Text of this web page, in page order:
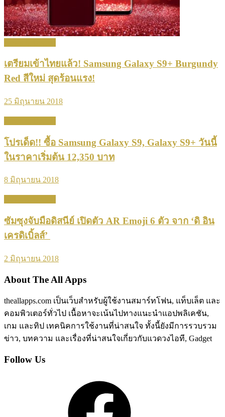
เตรียมเข้าไทยแล้ว! Samsung Galaxy S9+ Burgundy
Red สีใหม่ สุดร้อนแรง!
25 มิถุนายน 2018
โปรเด็ด!! ซื้อ Samsung Galaxy S9, Galaxy S9+ วันนี้
ในราคาเริ่มต้น 12,350 บาท
8 มิถุนายน 2018
ซัมซุงจับมือดิสนีย์ เปิดตัว AR Emoji 6 ตัว จาก ‘ดิ อิน
เครดิเบิ้ลส์’
2 มิถุนายน 2018
About The All Apps
theallapps.com เป็นเว็บสำหรับผู้ใช้งานสมาร์ทโฟน, แท็บเล็ต และ
คอมพิวเตอร์ทั่วไป เนื้อหาจะเน้นไปทางแนะนำแอปพลิเคชัน,
เกม และทิป เทคนิคการใช้งานที่น่าสนใจ ทั้งนี้ยังมีการรวบรวม
ข่าว, บทความ และเรื่องที่น่าสนใจเกี่ยวกับแวดวงไอที, Gadget
Follow Us